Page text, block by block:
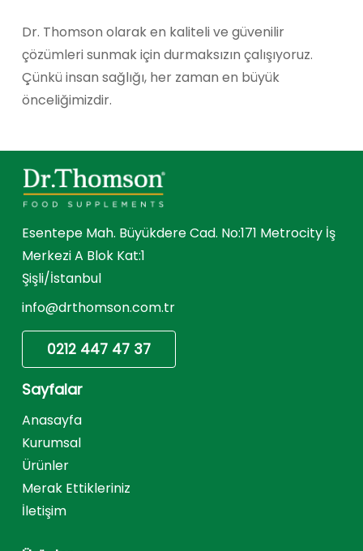
Dr. Thomson olarak en kaliteli ve güvenilir
çözümleri sunmak için durmaksızın çalışıyoruz.
Çünkü insan sağlığı, her zaman en büyük
önceliğimizdir.
Esentepe Mah. Büyükdere Cad. No:171 Metrocity İş
Merkezi A Blok Kat:1
Şişli/İstanbul
info@drthomson.com.tr
0212 447 47 37
Sayfalar
Anasayfa
Kurumsal
Ürünler
Merak Ettikleriniz
İletişim